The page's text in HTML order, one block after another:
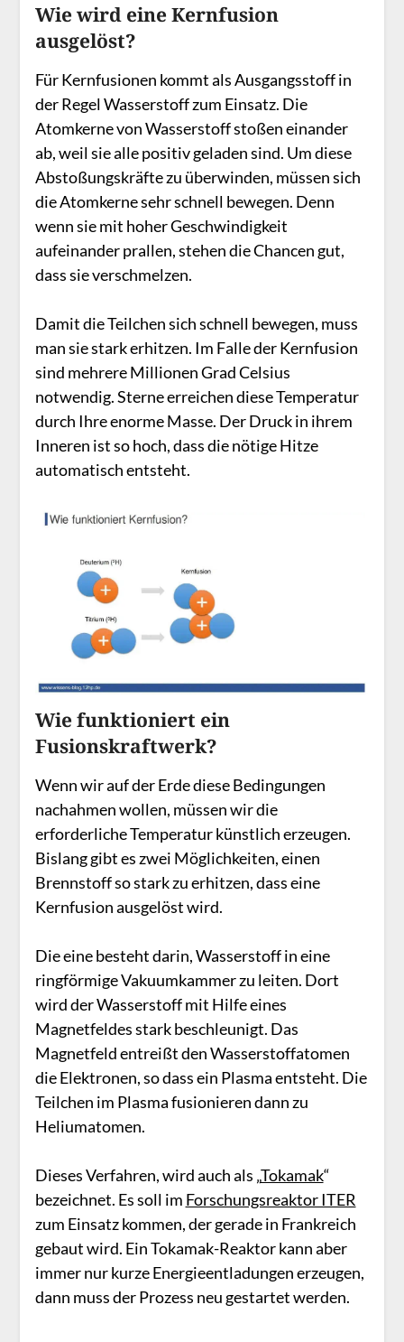
Wie wird eine Kernfusion
ausgelöst?
Für Kernfusionen kommt als Ausgangsstoff in
der Regel Wasserstoff zum Einsatz. Die
Atomkerne von Wasserstoff stoßen einander
ab, weil sie alle positiv geladen sind. Um diese
Abstoßungskräfte zu überwinden, müssen sich
die Atomkerne sehr schnell bewegen. Denn
wenn sie mit hoher Geschwindigkeit
aufeinander prallen, stehen die Chancen gut,
dass sie verschmelzen.
Damit die Teilchen sich schnell bewegen, muss
man sie stark erhitzen. Im Falle der Kernfusion
sind mehrere Millionen Grad Celsius
notwendig. Sterne erreichen diese Temperatur
durch Ihre enorme Masse. Der Druck in ihrem
Inneren ist so hoch, dass die nötige Hitze
automatisch entsteht.
Wie funktioniert ein
Fusionskraftwerk?
Wenn wir auf der Erde diese Bedingungen
nachahmen wollen, müssen wir die
erforderliche Temperatur künstlich erzeugen.
Bislang gibt es zwei Möglichkeiten, einen
Brennstoff so stark zu erhitzen, dass eine
Kernfusion ausgelöst wird.
Die eine besteht darin, Wasserstoff in eine
ringförmige Vakuumkammer zu leiten. Dort
wird der Wasserstoff mit Hilfe eines
Magnetfeldes stark beschleunigt. Das
Magnetfeld entreißt den Wasserstoffatomen
die Elektronen, so dass ein Plasma entsteht. Die
Teilchen im Plasma fusionieren dann zu
Heliumatomen.
Dieses Verfahren, wird auch als „Tokamak“
bezeichnet. Es soll im Forschungsreaktor ITER
zum Einsatz kommen, der gerade in Frankreich
gebaut wird. Ein Tokamak-Reaktor kann aber
immer nur kurze Energieentladungen erzeugen,
dann muss der Prozess neu gestartet werden.